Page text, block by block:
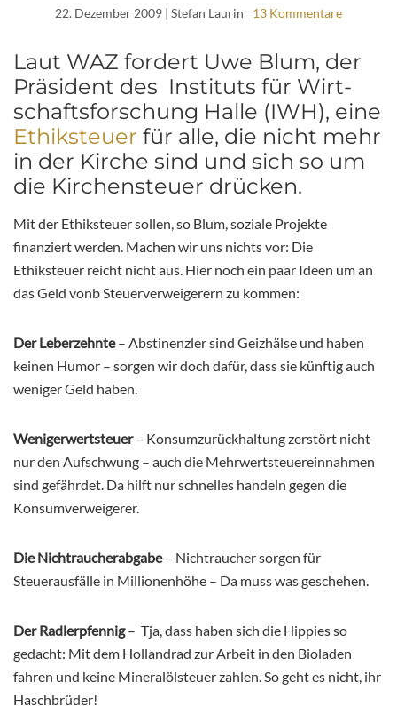
22. Dezember 2009 | Stefan Laurin 13 Kommentare
Laut WAZ fordert Uwe Blum, der
Präsident des In­sti­tuts für Wirt­
schafts­for­schung Halle (IWH), eine
Ethiksteuer für alle, die nicht mehr
in der Kirche sind und sich so um
die Kirchensteuer drücken.
Mit der Ethiksteuer sollen, so Blum, soziale Projekte
finanziert werden. Machen wir uns nichts vor: Die
Ethiksteuer reicht nicht aus. Hier noch ein paar Ideen um an
das Geld vonb Steuerverweigerern zu kommen:
Der Leberzehnte– Abstinenzler sind Geizhälse und haben
keinen Humor – sorgen wir doch dafür, dass sie künftig auch
weniger Geld haben.
Wenigerwertsteuer– Konsumzurückhaltung zerstört nicht
nur den Aufschwung – auch die Mehrwertsteuereinnahmen
sind gefährdet. Da hilft nur schnelles handeln gegen die
Konsumverweigerer.
Die Nichtraucherabgabe– Nichtraucher sorgen für
Steuerausfälle in Millionenhöhe – Da muss was geschehen.
Der Radlerpfennig– Tja, dass haben sich die Hippies so
gedacht: Mit dem Hollandrad zur Arbeit in den Bioladen
fahren und keine Mineralölsteuer zahlen. So geht es nicht, ihr
Haschbrüder!